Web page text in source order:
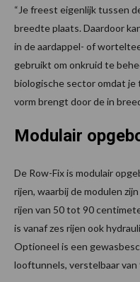
“Je freest eigenlijk tussen
breedte plaats. Daardoor
in de aardappel- of
gebruikt om onkruid te
biologische sector omdat
vorm brengt door de in
Modulair
De Row-Fix is modulair
rijen, waarbij de modulen
rijen van 50 tot 90
is vanaf zes rijen ook
Optioneel is een
looftunnels, verstelbaar